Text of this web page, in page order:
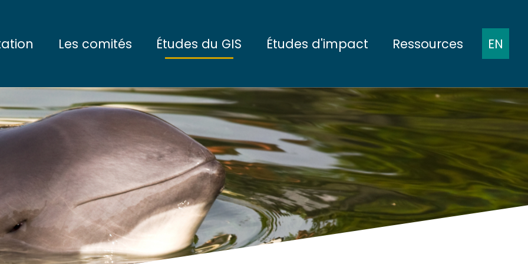
Les comités
Le Conseil Scientifique
Études du GIS
Les communautés du fond
Les communautés de pleine mer
La mégafaune marine
L'écosystème marin
Les enjeux socio-économiques
Les projets interdisciplinaires
Études d'impact
État de référence
Pendant la construction
En cours d'exploitation
Démantèlement
Ressources
réunions
Présentations à des
Publications
scientifiques
Rapports
EN